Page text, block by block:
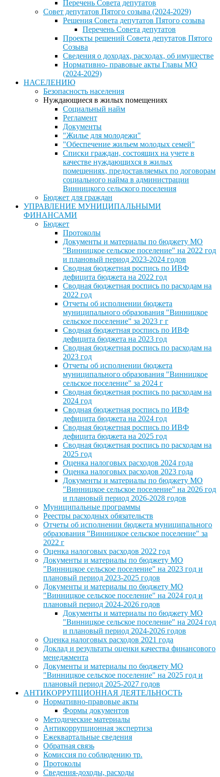
Перечень Совета депутатов
Совет депутатов Пятого созыва (2024-2029)
Решения Совета депутатов Пятого созыва
Перечень Совета депутатов
Проекты решений Совета депутатов Пятого
Созыва
Сведения о доходах, расходах, об имуществе
Нормативно- правовые акты Главы МО
(2024-2029)
НАСЕЛЕНИЮ
Безопасность населения
Нуждающиеся в жилых помещениях
Социальный найм
Регламент
Документы
"Жилье для молодежи"
"Обеспечение жильем молодых семей"
Списки граждан, состоящих на учете в
качестве нуждающихся в жилых
помещениях, предоставляемых по договорам
социального найма в администрации
Винницкого сельского поселения
Бюджет для граждан
УПРАВЛЕНИЕ МУНИЦИПАЛЬНЫМИ
ФИНАНСАМИ
Бюджет
Протоколы
Документы и материалы по бюджету МО
"Винницкое сельское поселение" на 2022 год
и плановый период 2023-2024 годов
Сводная бюджетная роспись по ИВФ
дефицита бюджета на 2022 год
Сводная бюджетная роспись по расходам на
2022 год
Отчеты об исполнении бюджета
муниципального образования "Винницкое
сельское поселение" за 2023 г г
Сводная бюджетная роспись по ИВФ
дефицита бюджета на 2023 год
Сводная бюджетная роспись по расходам на
2023 год
Отчеты об исполнении бюджета
муниципального образования "Винницкое
сельское поселение" за 2024 г
Сводная бюджетная роспись по расходам на
2024 год
Сводная бюджетная роспись по ИВФ
дефицита бюджета на 2024 год
Сводная бюджетная роспись по ИВФ
дефицита бюджета на 2025 год
Сводная бюджетная роспись по расходам на
2025 год
Оценка налоговых расходов 2024 года
Оценка налоговых расходов 2023 года
Документы и материалы по бюджету МО
"Винницкое сельское поселение" на 2026 год
и плановый период 2026-2028 годов
Муниципальные программы
Реестры расходных обязательств
Отчеты об исполнении бюджета муниципального
образования "Винницкое сельское поселение" за
2022 г
Оценка налоговых расходов 2022 год
Документы и материалы по бюджету МО
"Винницкое сельское поселение" на 2023 год и
плановый период 2023-2025 годов
Документы и материалы по бюджету МО
"Винницкое сельское поселение" на 2024 год и
плановый период 2024-2026 годов
Документы и материалы по бюджету МО
"Винницкое сельское поселение" на 2024 год
и плановый период 2024-2026 годов
Оценка налоговых расходов 2021 года
Доклад и результаты оценки качества финансового
менеджмента
Документы и материалы по бюджету МО
"Винницкое сельское поселение" на 2025 год и
плановый период 2025-2027 годов
АНТИКОРРУПЦИОННАЯ ДЕЯТЕЛЬНОСТЬ
Нормативно-правовые акты
Формы документов
Методические материалы
Антикоррупционная экспертиза
Ежеквартальные сведения
Обратная связь
Комиссия по соблюдению тр.
Протоколы
Сведения-доходы, расходы